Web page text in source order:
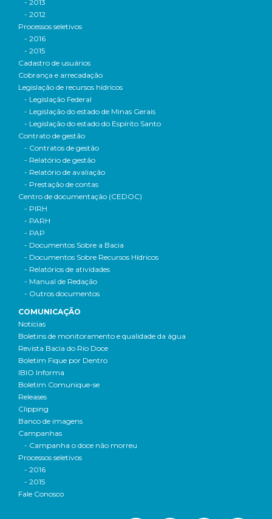
- 2013
- 2012
Processos seletivos
- 2016
- 2015
Cadastro de usuários
Cobrança e arrecadação
Legislação de recursos hídricos
- Legislação Federal
- Legislação do estado de Minas Gerais
- Legislação do estado do Espírito Santo
Contrato de gestão
- Contratos de gestão
- Relatório de gestão
- Relatório de avaliação
- Prestação de contas
Centro de documentação (CEDOC)
- PIRH
- PARH
- PAP
- Documentos Sobre a Bacia
- Documentos Sobre Recursos Hídricos
- Relatórios de atividades
- Manual de Redação
- Outros documentos
COMUNICAÇÃO
Notícias
Boletins de monitoramento e qualidade da água
Revista Bacia do Rio Doce
Boletim Fique por Dentro
IBIO Informa
Boletim Comunique-se
Releases
Clipping
Banco de imagens
Campanhas
- Campanha o doce não morreu
Processos seletivos
- 2016
- 2015
Fale Conosco